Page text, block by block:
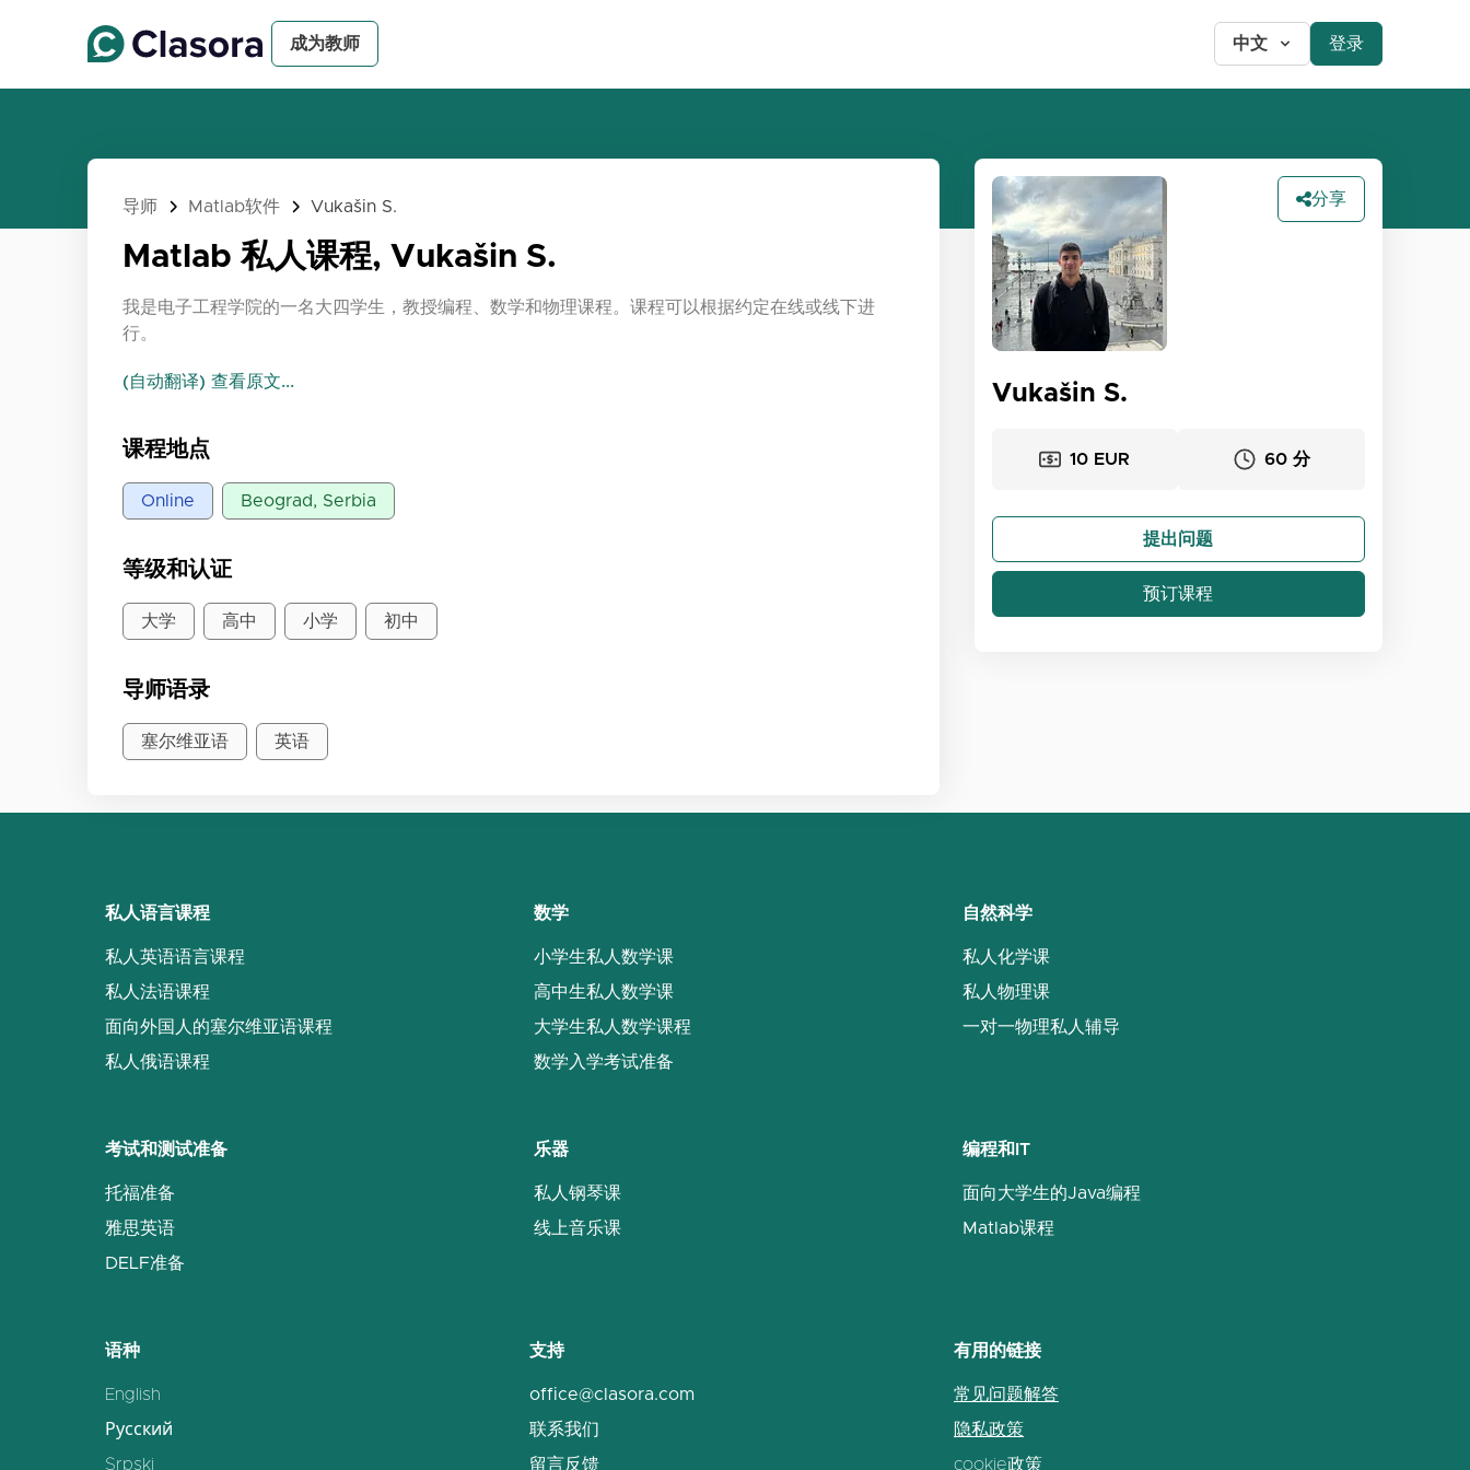
成为教师 中文 登录
导师 Matlab软件 Vukašin S.
Matlab 私人课程, Vukašin S.
我是电子工程学院的一名大四学生，教授编程、数学和物理课程。课程可以根据约定在线或线下进
行。
(自动翻译) 查看原文...
课程地点
Online Beograd, Serbia
等级和认证
大学 高中 小学 初中
导师语录
塞尔维亚语 英语
Vukašin S.
分享
10 EUR 60 分
提出问题
预订课程
私人语言课程
私人英语语言课程
私人法语课程
面向外国人的塞尔维亚语课程
私人俄语课程
数学
小学生私人数学课
高中生私人数学课
大学生私人数学课程
数学入学考试准备
自然科学
私人化学课
私人物理课
一对一物理私人辅导
考试和测试准备
托福准备
雅思英语
DELF准备
乐器
私人钢琴课
线上音乐课
编程和IT
面向大学生的Java编程
Matlab课程
语种
English
Русский
Srpski
支持
office@clasora.com
联系我们
留言反馈
有用的链接
常见问题解答
隐私政策
cookie政策